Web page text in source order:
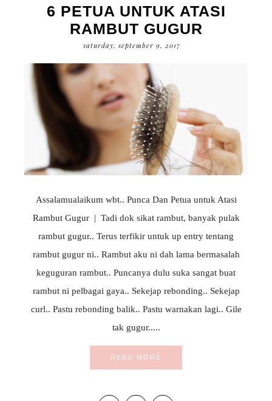
6 PETUA UNTUK ATASI
RAMBUT GUGUR
saturday, september 9, 2017
Assalamualaikum wbt.. Punca Dan Petua untuk Atasi
Rambut Gugur | Tadi dok sikat rambut, banyak pulak
rambut gugur.. Terus terfikir untuk up entry tentang
rambut gugur ni.. Rambut aku ni dah lama bermasalah
keguguran rambut.. Puncanya dulu suka sangat buat
rambut ni pelbagai gaya.. Sekejap rebonding.. Sekejap
curl.. Pastu rebonding balik.. Pastu warnakan lagi.. Gile
tak gugur.....
READ MORE